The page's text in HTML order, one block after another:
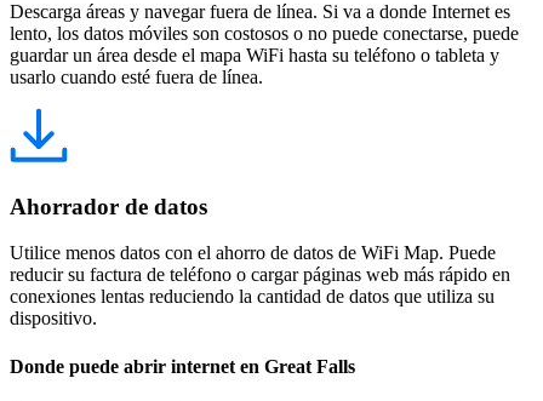
Descarga áreas y navegar fuera de línea. Si va a donde Internet es
lento, los datos móviles son costosos o no puede conectarse, puede
guardar un área desde el mapa WiFi hasta su teléfono o tableta y
usarlo cuando esté fuera de línea.
Ahorrador de datos
Utilice menos datos con el ahorro de datos de WiFi Map. Puede
reducir su factura de teléfono o cargar páginas web más rápido en
conexiones lentas reduciendo la cantidad de datos que utiliza su
dispositivo.
Donde puede abrir internet en Great Falls